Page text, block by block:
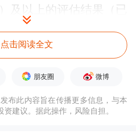
及以上的评估结果（已
且在有效期内的无需重
金风险揭示书（已签署
需重签）。已开立积存
定投计划的执行、修改
点击阅读全文
朋友圈 微博
布此内容旨在传播更多信息，与本
建议。据此操作，风险自担。